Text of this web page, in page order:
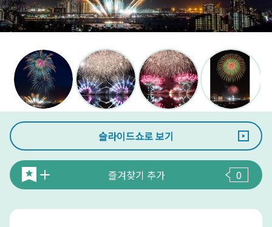
슬라이드쇼로 보기
즐겨찾기 추가 0